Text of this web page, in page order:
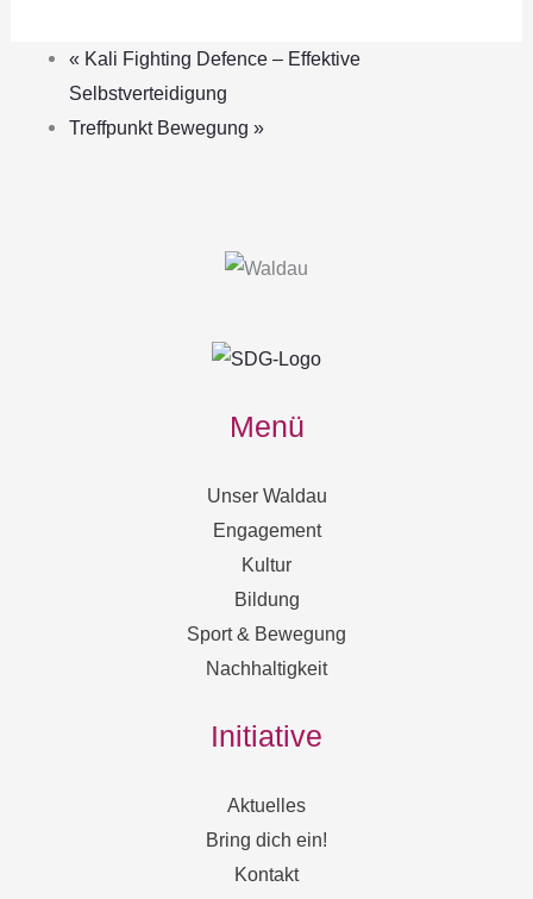
« Kali Fighting Defence – Effektive
Selbstverteidigung
Treffpunkt Bewegung»
Menü
Unser Waldau
Engagement
Kultur
Bildung
Sport & Bewegung
Nachhaltigkeit
Initiative
Aktuelles
Bring dich ein!
Kontakt